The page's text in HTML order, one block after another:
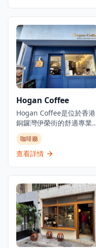
深受本地咖啡愛好者喜
愛。咖啡店為客人提供舒
適的環境，無論是想要享
受一杯精心沖泡的咖啡，
還是與朋友共度悠閒時
光，這裡都是完美的選
擇。店內提供多種單品咖
富的咖啡師精心製作，確
保每一杯都展現最佳的風
味。Coffee Obsession以
在大埔區提供優質咖啡而
聞名，是體驗專業咖啡文
化的理想場所。
Hogan Coffee
Hogan Coffee是位於香港
銅鑼灣伊榮街的舒適專業
咖啡店，是體驗精品咖啡
的理想去處。以其獨特的
浪漫希臘藍色外牆而聞
性咖啡店。這家親密的咖
啡店雖然空間緊湊，但提
供舒適溫馨的氛圍，讓客
人可以在繁忙的都市中享
受片刻寧靜。咖啡店專門
提供優質咖啡，包括招牌
拿鐵和意式濃縮咖啡，每
咖啡廳
查看詳情